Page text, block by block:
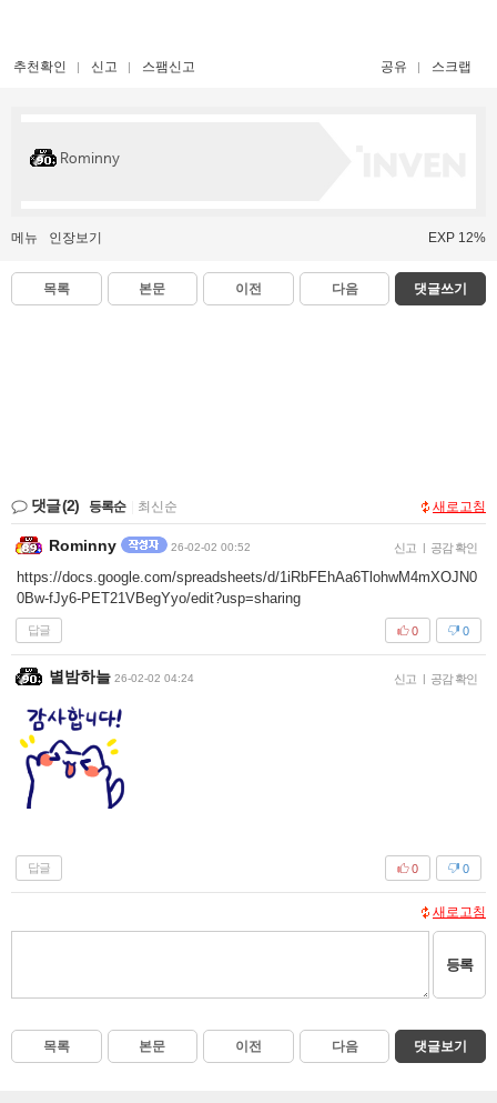
추천확인 신고 스팸신고 공유 스크랩
Rominny
메뉴 인장보기 EXP 12%
목록 본문 이전 다음 댓글쓰기
댓글(2) 등록순 최신순 새로고침
Rominny 26-02-02 00:52 신고 | 공감 확인
https://docs.google.com/spreadsheets/d/1iRbFEhAa6TlohwM4mXOJN0
0Bw-fJy6-PET21VBegYyo/edit?usp=sharing
답글 0
0
별밤하늘 26-02-02 04:24 신고 | 공감 확인
답글 0
0
새로고침
등록
목록 본문 이전 다음 댓글보기